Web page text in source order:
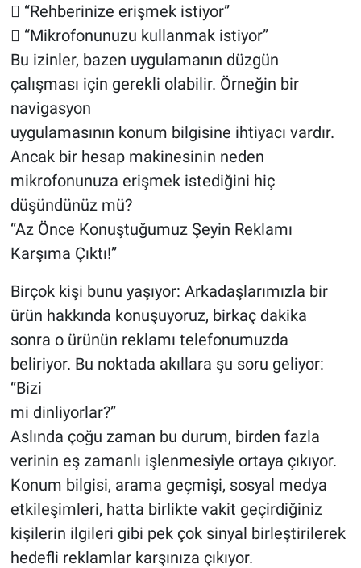
 “Rehberinize erişmek istiyor”
 “Mikrofonunuzu kullanmak istiyor”
Bu izinler, bazen uygulamanın düzgün
çalışması için gerekli olabilir. Örneğin bir
navigasyon
uygulamasının konum bilgisine ihtiyacı vardır.
Ancak bir hesap makinesinin neden
mikrofonunuza erişmek istediğini hiç
düşündünüz mü?
“Az Önce Konuştuğumuz Şeyin Reklamı
Karşıma Çıktı!”
Birçok kişi bunu yaşıyor: Arkadaşlarımızla bir
ürün hakkında konuşuyoruz, birkaç dakika
sonra o ürünün reklamı telefonumuzda
beliriyor. Bu noktada akıllara şu soru geliyor:
“Bizi
mi dinliyorlar?”
Aslında çoğu zaman bu durum, birden fazla
verinin eş zamanlı işlenmesiyle ortaya çıkıyor.
Konum bilgisi, arama geçmişi, sosyal medya
etkileşimleri, hatta birlikte vakit geçirdiğiniz
kişilerin ilgileri gibi pek çok sinyal birleştirilerek
hedefli reklamlar karşınıza çıkıyor.